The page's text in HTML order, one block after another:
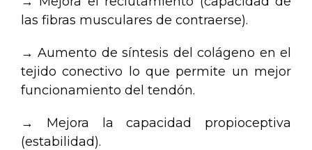
las fibras musculares de contraerse).
→ Aumento de síntesis del colágeno en el
tejido conectivo lo que permite un mejor
funcionamiento del tendón.
→ Mejora la capacidad propioceptiva
(estabilidad).